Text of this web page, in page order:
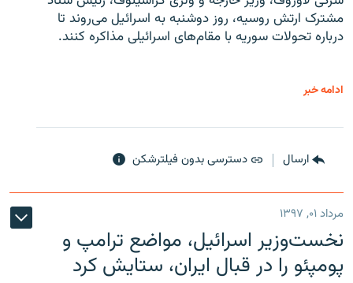
مشترک ارتش روسیه، روز دوشنبه به اسرائیل می‌روند تا
درباره تحولات سوریه با مقام‌های اسرائیلی مذاکره کنند.
ادامه خبر
ارسال دسترسی بدون فیلترشکن
مرداد ۰۱, ۱۳۹۷
نخست‌وزیر اسرائیل، مواضع ترامپ و
پومپئو را در قبال ایران، ستایش کرد